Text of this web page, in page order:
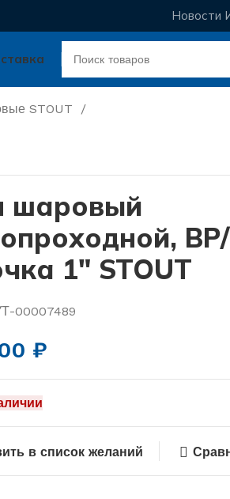
Новости
STOUT
шаровый
1″ STOUT
00007489
₽
в список желаний